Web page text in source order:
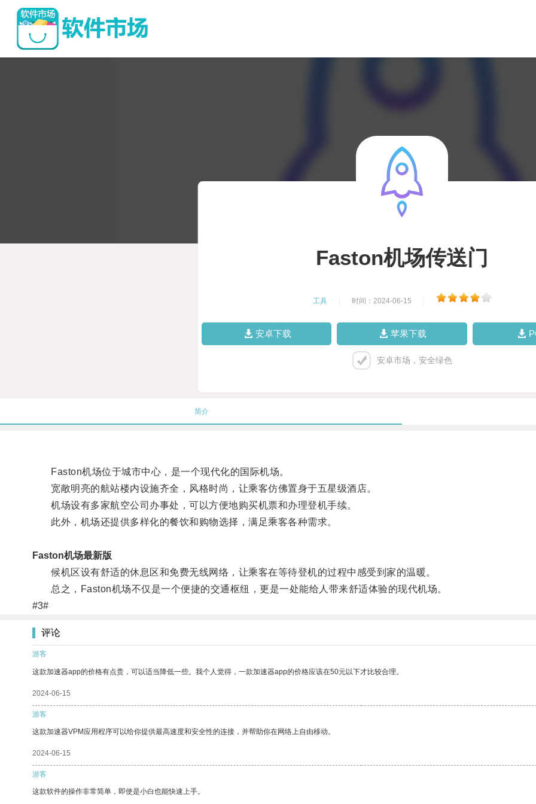
Faston机场传送门
工具 时间：2024-06-15
安卓下载 苹果下载
安卓市场，安全绿色
简介
Faston机场位于城市中心，是一个现代化的国际机场。
宽敞明亮的航站楼内设施齐全，风格时尚，让乘客仿佛置身于五星级酒店。
机场设有多家航空公司办事处，可以方便地购买机票和办理登机手续。
此外，机场还提供多样化的餐饮和购物选择，满足乘客各种需求。
Faston机场最新版
候机区设有舒适的休息区和免费无线网络，让乘客在等待登机的过程中感受到家的温暖。
总之，Faston机场不仅是一个便捷的交通枢纽，更是一处能给人带来舒适体验的现代机场。
#3#
评论
游客
这款加速器app的价格有点贵，可以适当降低一些。我个人觉得，一款加速器app的价格应该在50元以下才比较合理。
2024-06-15
游客
这款加速器VPM应用程序可以给你提供最高速度和安全性的连接，并帮助你在网络上自由移动。
2024-06-15
游客
这款软件的操作非常简单，即使是小白也能快速上手。